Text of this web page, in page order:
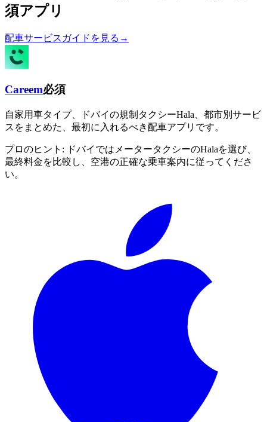
須アプリ
配車サービスガイドを見る →
Careem必須
自家用車タイプ、ドバイの規制タクシーHala、都市別サービ
スをまとめた、最初に入れるべき配車アプリです。
プロのヒント: ドバイではメータータクシーのHalaを選び、
最終料金を比較し、空港の正確な乗車案内に従ってくださ
い。